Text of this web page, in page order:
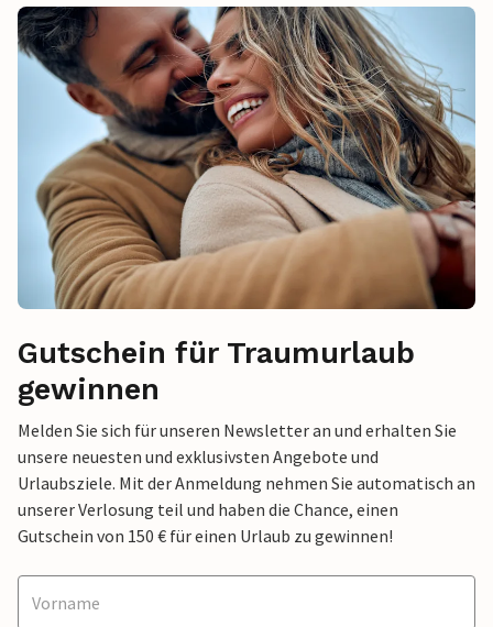
Gutschein für Traumurlaub
gewinnen
Melden Sie sich für unseren Newsletter an und erhalten Sie
unsere neuesten und exklusivsten Angebote und
Urlaubsziele. Mit der Anmeldung nehmen Sie automatisch an
unserer Verlosung teil und haben die Chance, einen
Gutschein von 150 € für einen Urlaub zu gewinnen!